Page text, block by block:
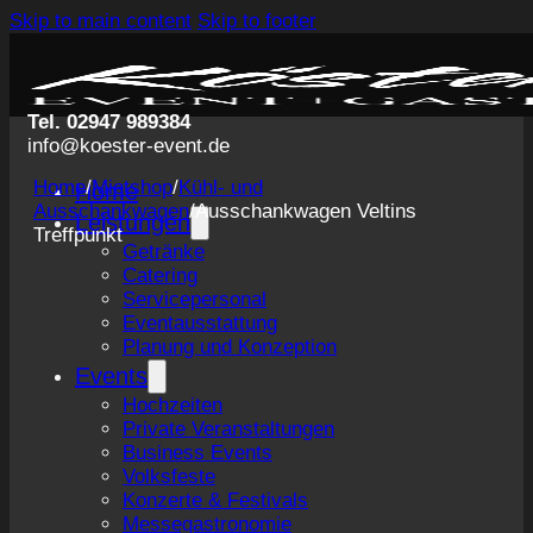
Skip to main content Skip to footer
Tel. 02947 989384
info@koester-event.de
Home
Leistungen
Getränke
Catering
Servicepersonal
Eventausstattung
Planung und Konzeption
Events
Hochzeiten
Private Veranstaltungen
Business Events
Volksfeste
Konzerte & Festivals
Messegastronomie
Home/Mietshop/Kühl- und
Ausschankwagen/Ausschankwagen Veltins
Treffpunkt